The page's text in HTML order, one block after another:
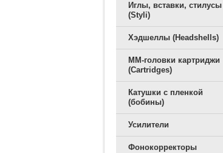
Иглы, вставки, стилусы
(Styli)
Хэдшеллы (Headshells)
ММ-головки картриджи
(Cartridges)
Катушки с пленкой
(бобины)
Усилители
Фонокорректоры